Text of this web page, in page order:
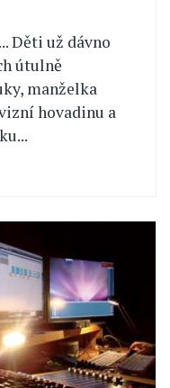
Děti už dávno
útulně
manželka
hovadinu a